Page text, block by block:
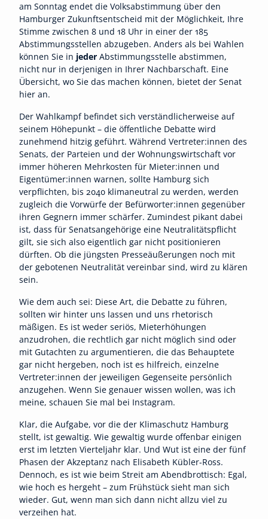
am Sonntag endet die Volksabstimmung über den
Hamburger Zukunftsentscheid mit der Möglichkeit, Ihre
Stimme zwischen 8 und 18 Uhr in einer der 185
Abstimmungsstellen abzugeben. Anders als bei Wahlen
können Sie in jeder Abstimmungsstelle abstimmen,
nicht nur in derjenigen in Ihrer Nachbarschaft. Eine
Übersicht, wo Sie das machen können, bietet der Senat
hier an.
Der Wahlkampf befindet sich verständlicherweise auf
seinem Höhepunkt – die öffentliche Debatte wird
zunehmend hitzig geführt. Während Vertreter:innen des
Senats, der Parteien und der Wohnungswirtschaft vor
immer höheren Mehrkosten für Mieter:innen und
Eigentümer:innen warnen, sollte Hamburg sich
verpflichten, bis 2040 klimaneutral zu werden, werden
zugleich die Vorwürfe der Befürworter:innen gegenüber
ihren Gegnern immer schärfer. Zumindest pikant dabei
ist, dass für Senatsangehörige eine Neutralitätspflicht
gilt, sie sich also eigentlich gar nicht positionieren
dürften. Ob die jüngsten Presseäußerungen noch mit
der gebotenen Neutralität vereinbar sind, wird zu klären
sein.
Wie dem auch sei: Diese Art, die Debatte zu führen,
sollten wir hinter uns lassen und uns rhetorisch
mäßigen. Es ist weder seriös, Mieterhöhungen
anzudrohen, die rechtlich gar nicht möglich sind oder
mit Gutachten zu argumentieren, die das Behauptete
gar nicht hergeben, noch ist es hilfreich, einzelne
Vertreter:innen der jeweiligen Gegenseite persönlich
anzugehen. Wenn Sie genauer wissen wollen, was ich
meine, schauen Sie mal bei Instagram.
Klar, die Aufgabe, vor die der Klimaschutz Hamburg
stellt, ist gewaltig. Wie gewaltig wurde offenbar einigen
erst im letzten Vierteljahr klar. Und Wut ist eine der fünf
Phasen der Akzeptanz nach Elisabeth Kübler-Ross.
Dennoch, es ist wie beim Streit am Abendbrottisch: Egal,
wie hoch es hergeht – zum Frühstück sieht man sich
wieder. Gut, wenn man sich dann nicht allzu viel zu
verzeihen hat.